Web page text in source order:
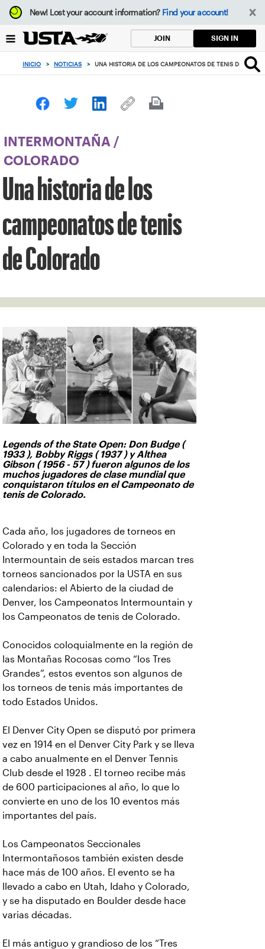
Enfoque
desde
botón
volver
principio
New!Lost your account information? Find your account!
JOIN SIGN IN
INICIO > NOTICIAS > UNA HISTORIA DE LOS CAMPEONATOS DE TENIS DE
INTERMONTAÑA /
COLORADO
Una historia de los
campeonatos de tenis
de Colorado
Legends of the State Open: Don Budge (
1933 ), Bobby Riggs ( 1937 ) y Althea
Gibson ( 1956 - 57 ) fueron algunos de los
muchos jugadores de clase mundial que
conquistaron títulos en el Campeonato de
tenis de Colorado.
Cada año, los jugadores de torneos en
Colorado y en toda la Sección
Intermountain de seis estados marcan tres
torneos sancionados por la USTA en sus
calendarios: el Abierto de la ciudad de
Denver, los Campeonatos Intermountain y
los Campeonatos de tenis de Colorado.
Conocidos coloquialmente en la región de
las Montañas Rocosas como “los Tres
Grandes”, estos eventos son algunos de
los torneos de tenis más importantes de
todo Estados Unidos.
El Denver City Open se disputó por primera
vez en 1914 en el Denver City Park y se lleva
a cabo anualmente en el Denver Tennis
Club desde el 1928 . El torneo recibe más
de 600 participaciones al año, lo que lo
convierte en uno de los 10 eventos más
importantes del país.
Los Campeonatos Seccionales
Intermontañosos también existen desde
hace más de 100 años. El evento se ha
llevado a cabo en Utah, Idaho y Colorado,
y se ha disputado en Boulder desde hace
varias décadas.
El más antiguo y grandioso de los “Tres